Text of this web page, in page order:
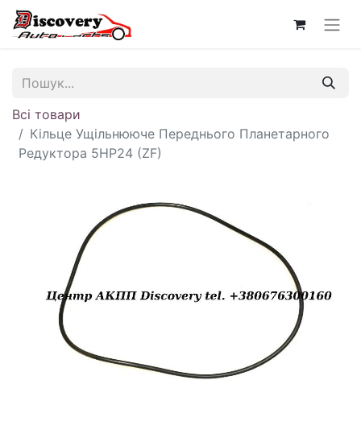
Всі товари
Кільце Ущільнююче Переднього Планетарного
Редуктора 5HP24 (ZF)